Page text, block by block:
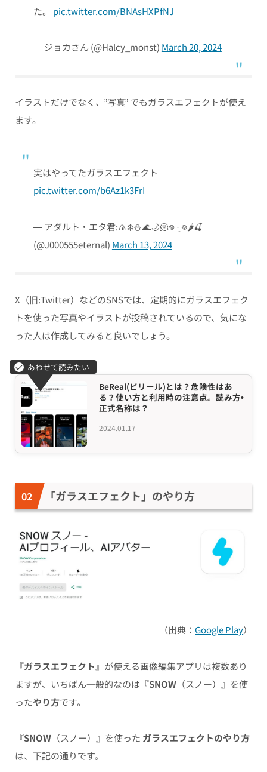
た。 pic.twitter.com/BNAsHXPfNJ
— ジョカさん (@Halcy_monst) March 20, 2024
イラストだけでなく、”写真” でもガラスエフェクトが使え
ます。
実はやってたガラスエフェクト
pic.twitter.com/b6Az1k3FrI
— アダルト・エタ君:🍙❄️⛄️🌊🌙🫠𖦹 ·̫ 𖦹🌶🍒
(@J000555eternal) March 13, 2024
X（旧:Twitter）などのSNSでは、定期的にガラスエフェク
トを使った写真やイラストが投稿されているので、気にな
った人は作成してみると良いでしょう。
2024.01.17
BeReal(ビリール)とは？危険性はあ
る？使い方と利用時の注意点。読み方•
正式名称は？
「ガラスエフェクト」のやり方
（出典：Google Play）
『ガラスエフェクト 』が使える画像編集アプリは複数あり
ますが、いちばん一般的なのは『SNOW（スノー）』を使
ったやり方です。
『SNOW（スノー）』を使った ガラスエフェクトのやり方
は、下記の通りです。